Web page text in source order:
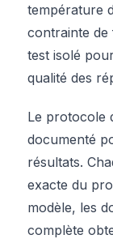
température
contrainte de
test isolé
qualité des
Le protocole
documenté
résultats.
exacte du
modèle, les
complète